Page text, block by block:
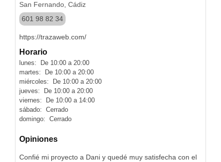
San Fernando, Cádiz
601 98 82 34
https://trazaweb.com/
Horario
lunes: De 10:00 a 20:00
martes: De 10:00 a 20:00
miércoles: De 10:00 a 20:00
jueves: De 10:00 a 20:00
viernes: De 10:00 a 14:00
sábado: Cerrado
domingo: Cerrado
Opiniones
Confié mi proyecto a Dani y quedé muy satisfecha con el